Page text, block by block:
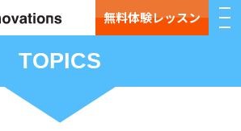
無料体験レッスン
TOPICS